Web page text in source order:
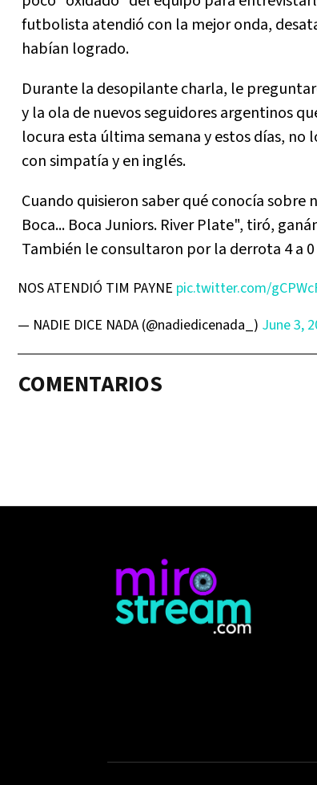
futbolista atendió con la mejor onda,
habían logrado.
Durante la desopilante charla, le
y la ola de nuevos seguidores argentinos
locura esta última semana y estos días,
con simpatía y en inglés.
Cuando quisieron saber qué conocía
Boca... Boca Juniors. River Plate", tiró,
También le consultaron por la derrota 4 a 0
NOS ATENDIÓ TIM PAYNE pic.twitter.com/
— NADIE DICE NADA (@nadiedicenada_) June 3,
COMENTARIOS